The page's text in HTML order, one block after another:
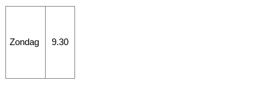
Zondag 9.30